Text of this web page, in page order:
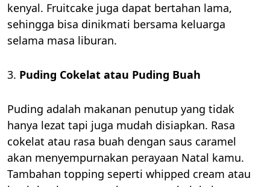
kenyal. Fruitcake juga dapat bertahan lama,
sehingga bisa dinikmati bersama keluarga
selama masa liburan.
3. Puding Cokelat atau Puding Buah
Puding adalah makanan penutup yang tidak
hanya lezat tapi juga mudah disiapkan. Rasa
cokelat atau rasa buah dengan saus caramel
akan menyempurnakan perayaan Natal kamu.
Tambahan topping seperti whipped cream atau